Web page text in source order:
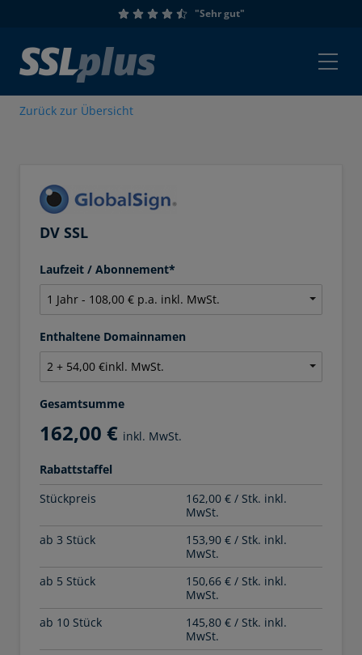
"Sehr gut"
Zurück zur Übersicht
DV SSL
Laufzeit / Abonnement*
Enthaltene Domainnamen
Gesamtsumme
162,00 € inkl. MwSt.
Rabattstaffel
Stückpreis
162,00 € / Stk. inkl.
MwSt.
ab 3 Stück
153,90 € / Stk. inkl.
MwSt.
ab 5 Stück
150,66 € / Stk. inkl.
MwSt.
ab 10 Stück
145,80 € / Stk. inkl.
MwSt.